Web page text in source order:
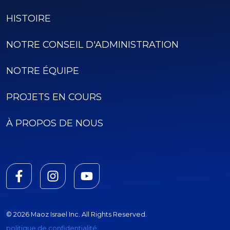
HISTOIRE
NOTRE CONSEIL D'ADMINISTRATION
NOTRE ÉQUIPE
PROJETS EN COURS
À PROPOS DE NOUS
© 2026 Maoz Israel Inc. All Rights Reserved.
politique de confidentialité